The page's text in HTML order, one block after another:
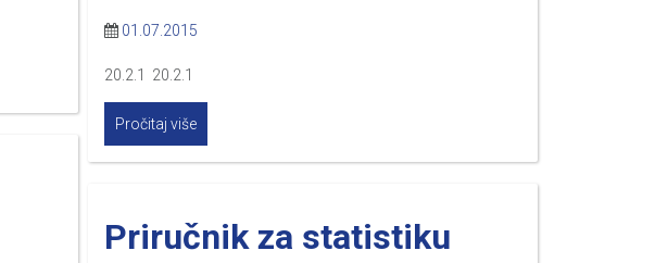
01.07.2015
20.2.1 20.2.1
Pročitaj više
Priručnik za statistiku